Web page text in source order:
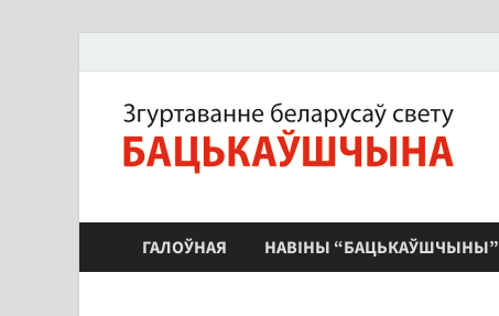
ЗБС "Бацькаўшчына"
ГАЛОЎНАЯ НАВІНЫ “БАЦЬКАЎШЧЫНЫ”